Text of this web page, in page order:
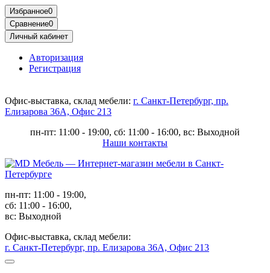
Избранное0
Сравнение0
Личный кабинет
Авторизация
Регистрация
Офис-выставка, склад мебели: г. Санкт-Петербург, пр.
Елизарова 36А, Офис 213
пн-пт: 11:00 - 19:00, сб: 11:00 - 16:00, вс: Выходной
Наши контакты
пн-пт: 11:00 - 19:00,
сб: 11:00 - 16:00,
вс: Выходной
Офис-выставка, склад мебели:
г. Санкт-Петербург, пр. Елизарова 36А, Офис 213